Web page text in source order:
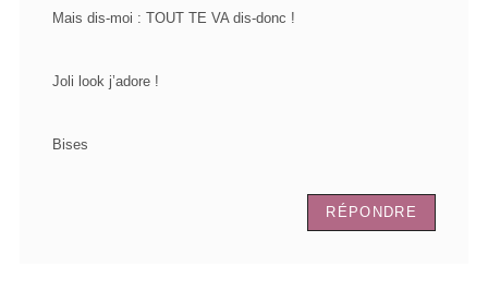
Mais dis-moi : TOUT TE VA dis-donc !
Joli look j’adore !
Bises
RÉPONDRE